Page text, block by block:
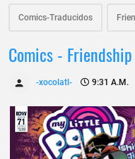
Comics-Traducidos
Comics -
-xocolatl- 9:31 A.m.